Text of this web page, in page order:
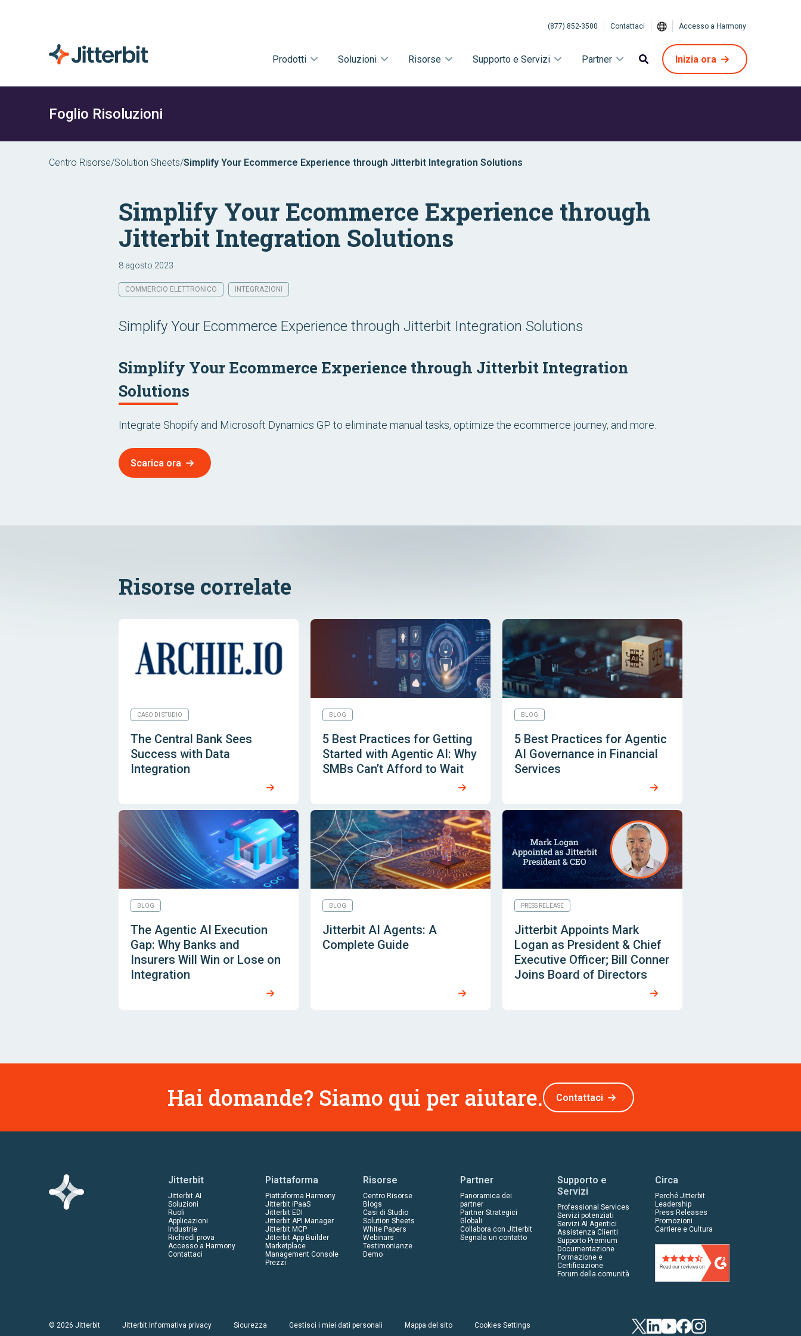
(877) 852-3500 Contattaci Accesso a Harmony
Prodotti Soluzioni Risorse Supporto e Servizi Partner Inizia ora
Foglio Risoluzioni
Centro Risorse/Solution Sheets/Simplify Your Ecommerce Experience through Jitterbit Integration Solutions
Simplify Your Ecommerce Experience through
Jitterbit Integration Solutions
8 agosto 2023
COMMERCIO ELETTRONICO INTEGRAZIONI
Simplify Your Ecommerce Experience through Jitterbit Integration Solutions
Simplify Your Ecommerce Experience through Jitterbit Integration
Solutions
Integrate Shopify and Microsoft Dynamics GP to eliminate manual tasks, optimize the ecommerce journey, and more.
Scarica ora
Risorse correlate
CASO DI STUDIO
The Central Bank Sees
Success with Data
Integration
BLOG
5 Best Practices for Getting
Started with Agentic AI: Why
SMBs Can’t Afford to Wait
BLOG
5 Best Practices for Agentic
AI Governance in Financial
Services
BLOG
The Agentic AI Execution
Gap: Why Banks and
Insurers Will Win or Lose on
Integration
BLOG
Jitterbit AI Agents: A
Complete Guide
PRESS RELEASE
Jitterbit Appoints Mark
Logan as President & Chief
Executive Officer; Bill Conner
Joins Board of Directors
Hai domande? Siamo qui per aiutare. Contattaci
Jitterbit
Jitterbit AI
Soluzioni
Ruoli
Applicazioni
Industrie
Richiedi prova
Accesso a Harmony
Contattaci
Piattaforma
Piattaforma Harmony
Jitterbit iPaaS
Jitterbit EDI
Jitterbit API Manager
Jitterbit MCP
Jitterbit App Builder
Marketplace
Management Console
Prezzi
Risorse
Centro Risorse
Blogs
Casi di Studio
Solution Sheets
White Papers
Webinars
Testimonianze
Demo
Partner
Panoramica dei
partner
Partner Strategici
Globali
Collabora con Jitterbit
Segnala un contatto
Supporto e
Servizi
Professional Services
Servizi potenziati
Servizi AI Agentici
Assistenza Clienti
Supporto Premium
Documentazione
Formazione e
Certificazione
Forum della comunità
Circa
Perché Jitterbit
Leadership
Press Releases
Promozioni
Carriere e Cultura
© 2026 Jitterbit Jitterbit Informativa privacy Sicurezza Gestisci i miei dati personali Mappa del sito Cookies Settings Twitter
LinkedIn
YouTube
Facebook
Instagram